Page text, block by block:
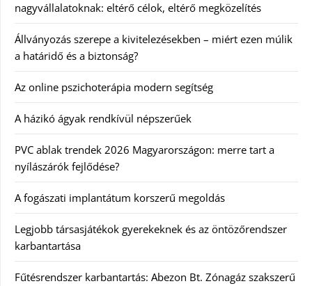
nagyvállalatoknak: eltérő célok, eltérő megközelítés
Állványozás szerepe a kivitelezésekben – miért ezen múlik
a határidő és a biztonság?
Az online pszichoterápia modern segítség
A házikó ágyak rendkívül népszerűek
PVC ablak trendek 2026 Magyarországon: merre tart a
nyílászárók fejlődése?
A fogászati implantátum korszerű megoldás
Legjobb társasjátékok gyerekeknek és az öntözőrendszer
karbantartása
Fűtésrendszer karbantartás: Abezon Bt. Zónagáz szakszerű